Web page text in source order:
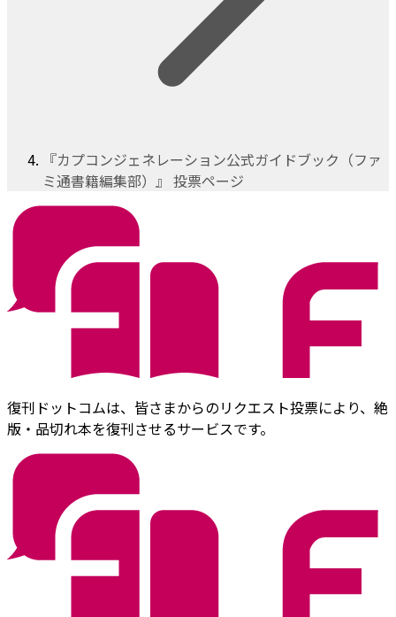
『カプコンジェネレーション公式ガイドブック（ファ
ミ通書籍編集部）』 投票ページ
復刊ドットコムは、皆さまからのリクエスト投票により、絶
版・品切れ本を復刊させるサービスです。